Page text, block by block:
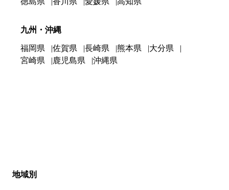
九州・沖縄
福岡県 佐賀県 長崎県 熊本県
大分県
宮崎県
鹿児島県 沖縄県
地域別